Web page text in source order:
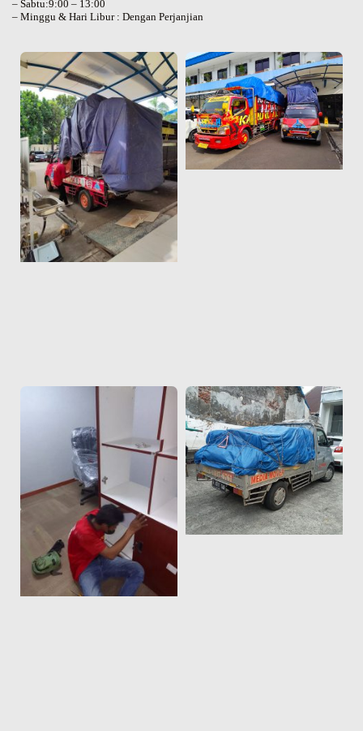
– Sabtu:9:00 – 13:00
– Minggu & Hari Libur : Dengan Perjanjian